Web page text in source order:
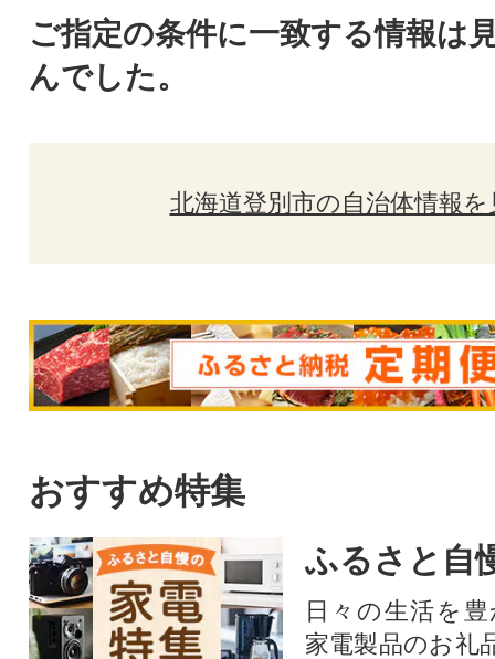
ご指定の条件に一致する情報は
んでした。
北海道登別市の自治体情報を
おすすめ特集
ふるさと自
日々の生活を
家電製品のお礼